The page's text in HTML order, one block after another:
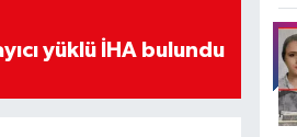
yüklü İHA bulundu